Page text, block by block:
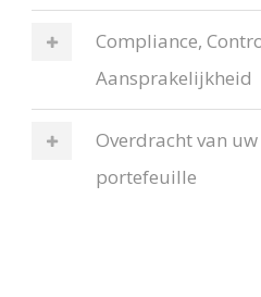
Compliance,
Aansprakelijkheid
Overdracht van
portefeuille